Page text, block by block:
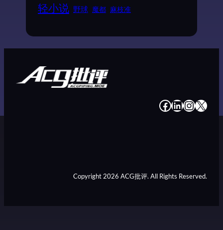
轻小说 野球 魔都 麻枝准
# # # #
Copyright 2026 ACG批评. All Rights Reserved.